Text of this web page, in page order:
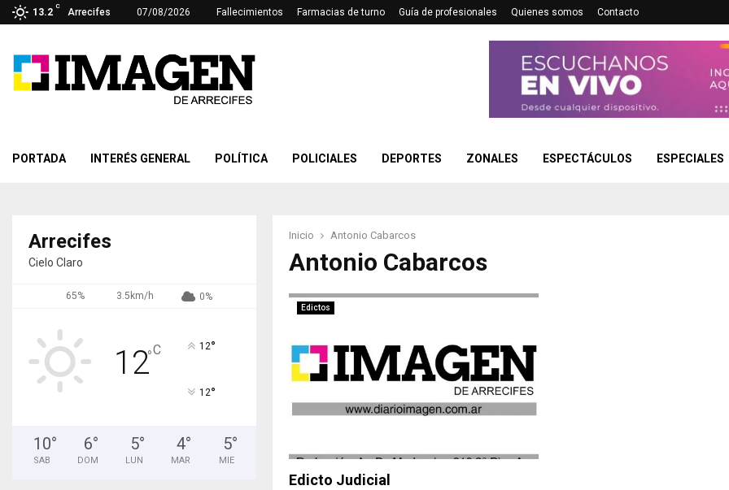
13.2
C
Arrecifes 07/08/2026 Fallecimientos Farmacias de turno Guía de profesionales Quienes somos Contacto
PORTADA INTERÉS GENERAL POLÍTICA POLICIALES DEPORTES ZONALES ESPECTÁCULOS ESPECIALES
Inicio Antonio Cabarcos
Antonio Cabarcos
Edictos
Edicto Judicial
Arrecifes
Cielo Claro
65% 3.5km/h 0%
12°C 12°
12°
10°
SAB
6°
DOM
5°
LUN
4°
MAR
5°
MIE